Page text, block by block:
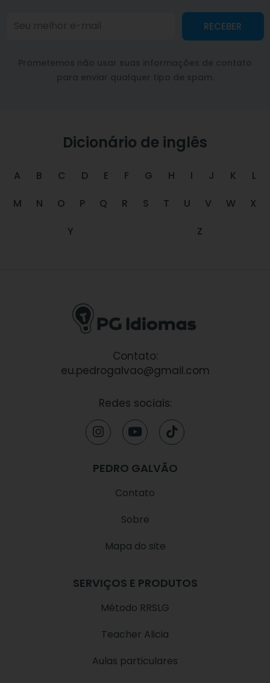
RECEBER
Dicionário de inglês
A B C D E F G H I J K
L
M
N O P Q R S T U V W
X
Y
Z
Contato:
eu.pedrogalvao@gmail.com
Redes sociais:
I
n
t
a
Y
o
t
u
b
e
T
i
t
o
PEDRO GALVÃO
Contato
Sobre
Mapa do site
SERVIÇOS E PRODUTOS
Método RRSLG
Teacher Alicia
Aulas particulares